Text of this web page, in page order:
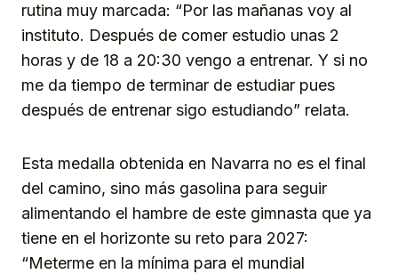
rutina muy marcada: “Por las mañanas voy al
instituto. Después de comer estudio unas 2
horas y de 18 a 20:30 vengo a entrenar. Y si no
me da tiempo de terminar de estudiar pues
después de entrenar sigo estudiando” relata.
Esta medalla obtenida en Navarra no es el final
del camino, sino más gasolina para seguir
alimentando el hambre de este gimnasta que ya
tiene en el horizonte su reto para 2027:
“Meterme en la mínima para el mundial